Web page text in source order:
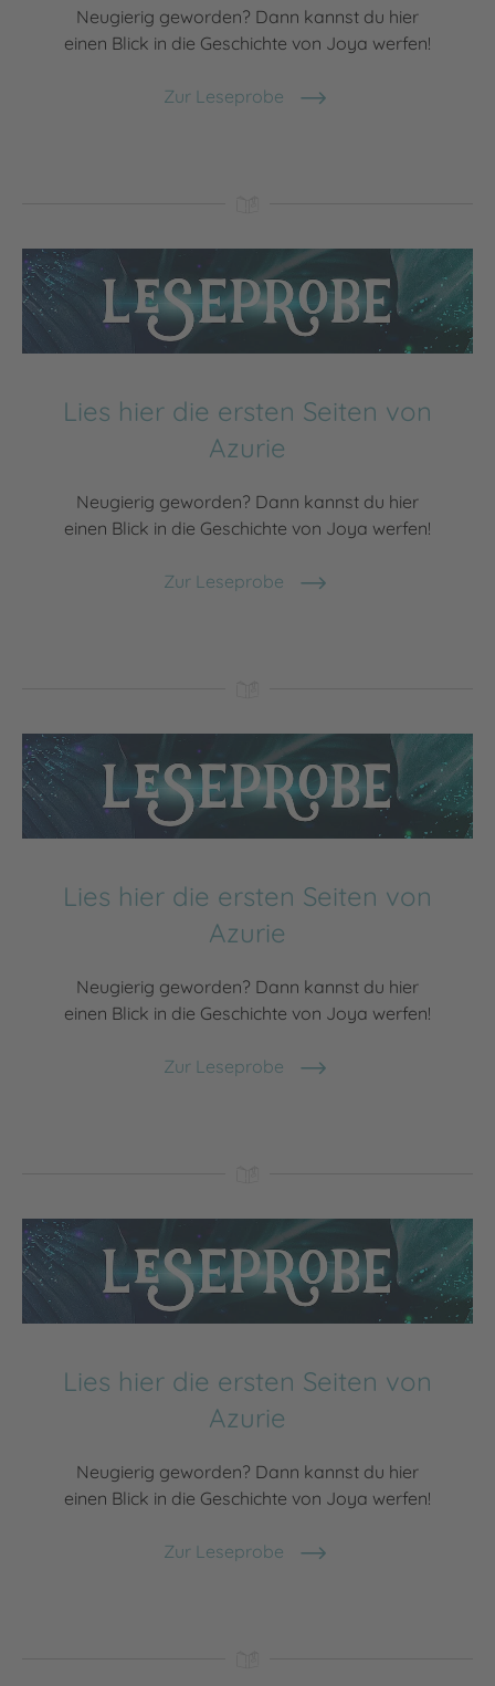
Neugierig geworden? Dann kannst du hier
einen Blick in die Geschichte von Joya werfen!
Zur Leseprobe
Lies hier die ersten Seiten von
Azurie
Neugierig geworden? Dann kannst du hier
einen Blick in die Geschichte von Joya werfen!
Zur Leseprobe
Lies hier die ersten Seiten von
Azurie
Neugierig geworden? Dann kannst du hier
einen Blick in die Geschichte von Joya werfen!
Zur Leseprobe
Lies hier die ersten Seiten von
Azurie
Neugierig geworden? Dann kannst du hier
einen Blick in die Geschichte von Joya werfen!
Zur Leseprobe